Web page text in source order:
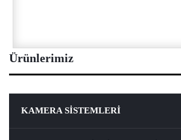
Ürünlerimiz
KAMERA SISTEMLERI